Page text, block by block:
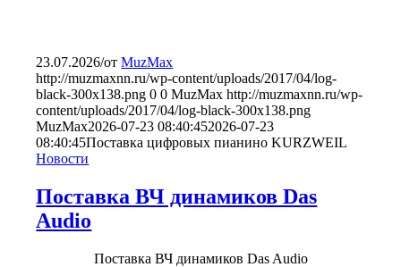
23.07.2026/отMuzMax
http://muzmaxnn.ru/wp-content/uploads/2017/04/log-
black-300x138.png 0 0 MuzMax http://muzmaxnn.ru/wp-
content/uploads/2017/04/log-black-300x138.png
MuzMax2026-07-23 08:40:452026-07-23
08:40:45Поставка цифровых пианино KURZWEIL
Новости
Поставка ВЧ динамиков Das
Audio
Поставка ВЧ динамиков Das Audio